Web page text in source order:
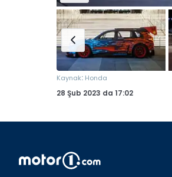
Kaynak: Honda
28 Şub 2023 da 17:02